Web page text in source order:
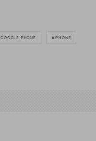
GOOGLE PHONE IPHONE